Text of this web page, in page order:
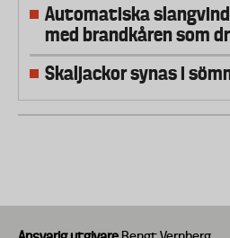
Automatiska
med brandkåren som
Skaljackor synas i